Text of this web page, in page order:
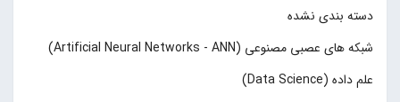
دسته بندی نشده
شبکه های عصبی مصنوعی (Artificial Neural Networks - ANN)
علم داده (Data Science)